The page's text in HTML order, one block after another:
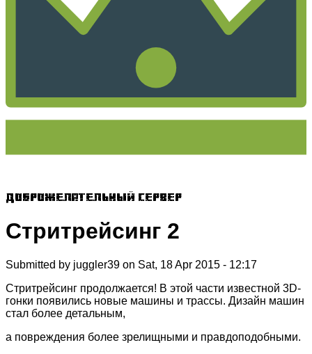
Доброжелательный сервер
Стритрейсинг 2
Submitted by juggler39 on Sat, 18 Apr 2015 - 12:17
Стритрейсинг продолжается! В этой части известной 3D-
гонки появились новые машины и трассы. Дизайн машин
стал более детальным,
а повреждения более зрелищными и правдоподобными.